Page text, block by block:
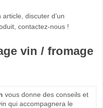
discuter d’un
contactez-nous !
vin / fromage
vous donne des conseils et
qui accompagnera le